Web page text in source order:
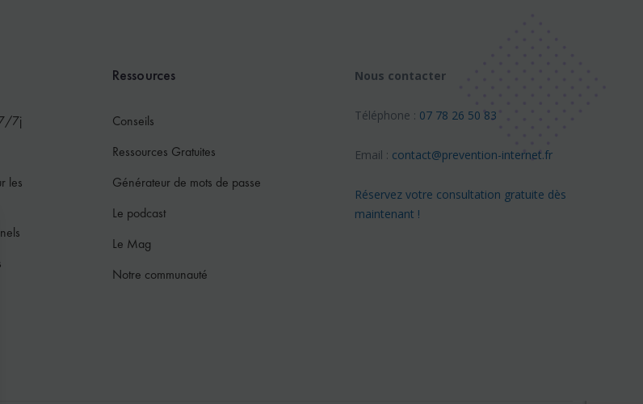
7j
les
Ressources
Conseils
Ressources Gratuites
Générateur de mots de passe
Le podcast
Le Mag
Notre communauté
Nous contacter
Téléphone : 07 78 26 50 83
Email : contact@prevention-internet.fr
Réservez votre consultation gratuite dès
maintenant !